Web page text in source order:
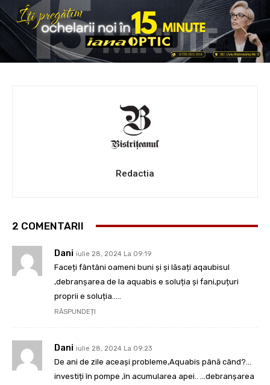
Redactia
2 COMENTARII
Dani iulie 28, 2024 La 09:19
Faceți fântâni oameni buni și și lăsați aqaubisul
,debranșarea de la aquabis e soluția și fani,puțuri
proprii e soluția…..
RĂSPUNDEȚI
Dani iulie 28, 2024 La 09:23
De ani de zile aceași probleme,Aquabis până când?…
investiți în pompe ,în acumularea apei.. …debranșarea